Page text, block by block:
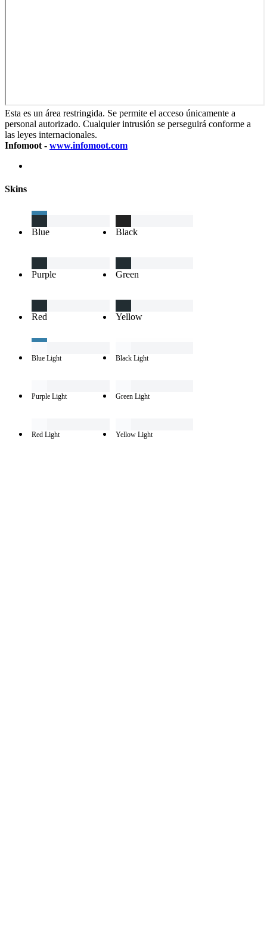
Esta es un área restringida. Se permite el acceso únicamente a
personal autorizado. Cualquier intrusión se perseguirá conforme a
las leyes internacionales.
Infomoot - www.infomoot.com
Skins
Blue Black
Purple Green
Red Yellow
Blue Light Black Light
Purple Light Green Light
Red Light Yellow Light